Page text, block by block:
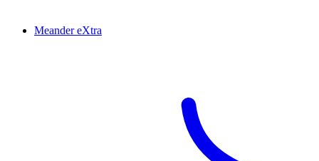
Meander eXtra